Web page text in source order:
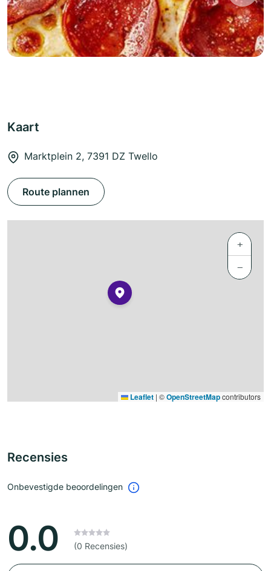
Kaart
Marktplein 2, 7391 DZ Twello
Route plannen
+
−
Leaflet | ©OpenStreetMapcontributors
Recensies
Onbevestigde beoordelingen
0.0 (0 Recensies)